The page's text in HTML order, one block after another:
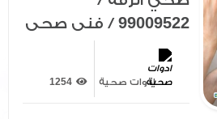
99009522 / فني صحي
/ سباك / ادوات صحية /
رقم صحي الرقة
ادوات صحية 1254